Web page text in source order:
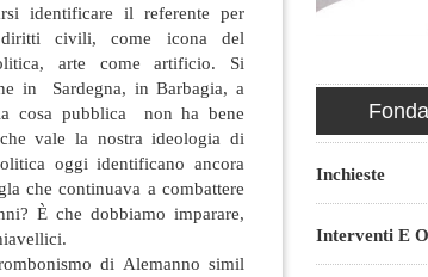
identificare il referente per
civili, come icona del
arte come artificio. Si
in Sardegna, in Barbagia, a
cosa pubblica non ha bene
vale la nostra ideologia di
oggi identificano ancora
che continuava a combattere
È che dobbiamo imparare,
di Alemanno simil
Inchieste
Interventi E